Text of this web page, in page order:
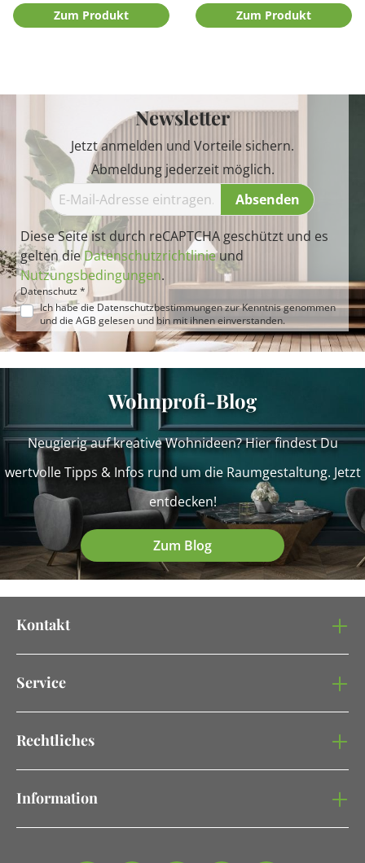
Zum Produkt Zum Produkt
Newsletter
Jetzt anmelden und Vorteile sichern.
Abmeldung jederzeit möglich.
Absenden
Diese Seite ist durch reCAPTCHA geschützt und es
gelten dieDatenschutzrichtlinieund
Nutzungsbedingungen.
Datenschutz *
Ich habe die Datenschutzbestimmungenzur Kenntnis genommen
und die AGB gelesen und bin mit ihnen einverstanden.
Wohnprofi-Blog
Neugierig auf kreative Wohnideen? Hier findest Du
wertvolle Tipps & Infos rund um die Raumgestaltung. Jetzt
entdecken!
Zum Blog
Kontakt
Service
Rechtliches
Information